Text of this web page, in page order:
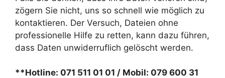
zögern Sie nicht, uns so schnell wie möglich zu
kontaktieren. Der Versuch, Dateien ohne
professionelle Hilfe zu retten, kann dazu führen,
dass Daten unwiderruflich gelöscht werden.
**Hotline: 071 511 01 01 / Mobil: 079 600 31